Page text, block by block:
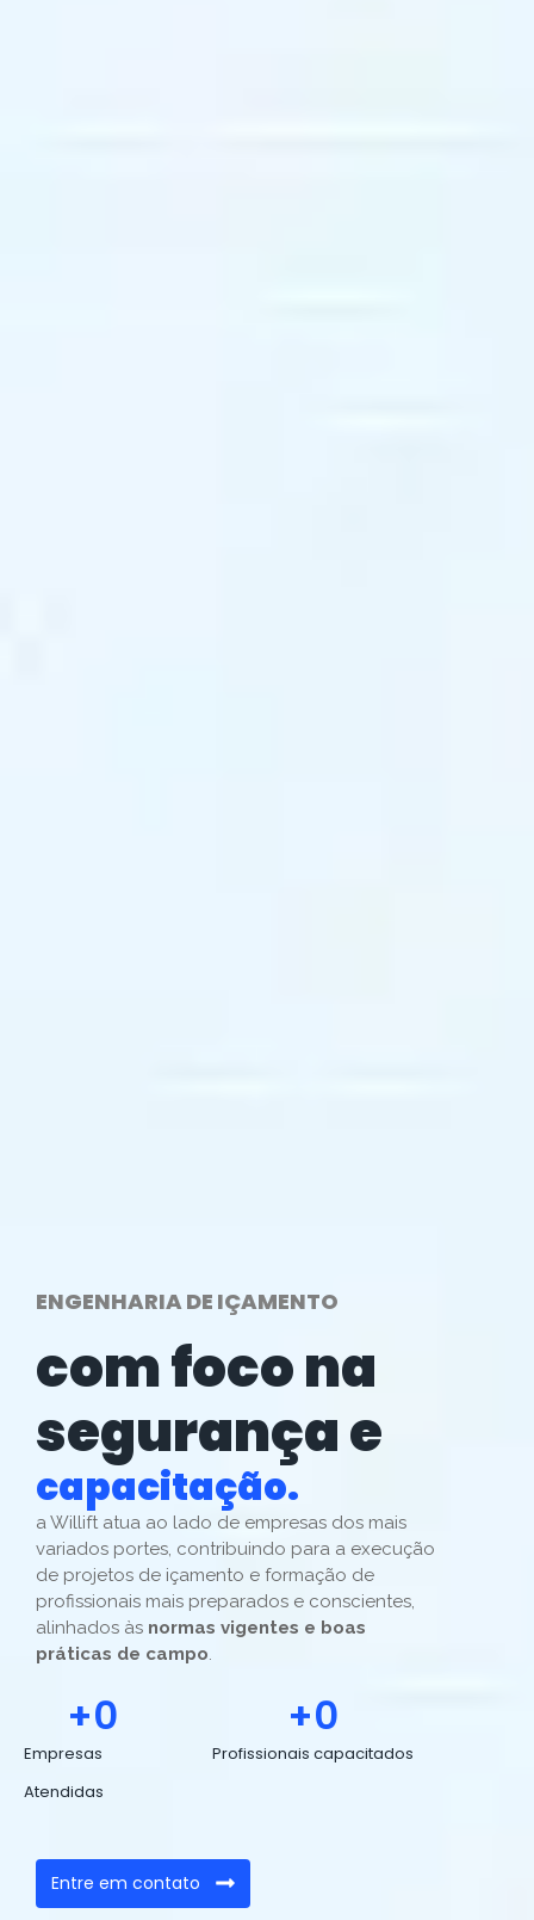
ENGENHARIA DE IÇAMENTO
com foco na
segurança e
excelência técnica.
a Willift atua ao lado de empresas dos mais
variados portes, contribuindo para a execução
de projetos de içamento e formação de
profissionais mais preparados e conscientes,
alinhados às normas vigentes e boas
práticas de campo.
Empresas
Atendidas
+0
Profissionais capacitados
+0
Entre em contato